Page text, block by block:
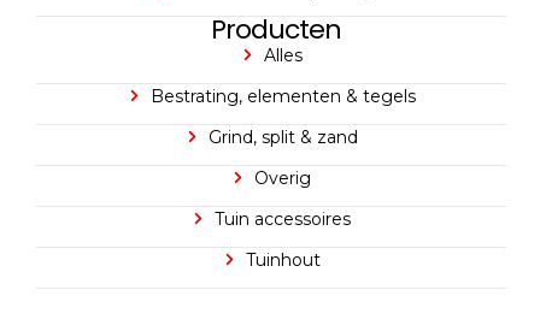
Producten
Alles
Bestrating, elementen & tegels
Grind, split & zand
Overig
Tuin accessoires
Tuinhout